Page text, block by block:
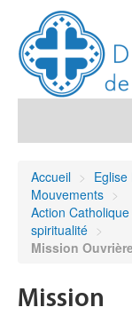
Démarches et
Sanctuaires &
Agenda diocésain
Accueil >
Mouvements >
Action
spiritualité >
Mission Ouvrière
Mission